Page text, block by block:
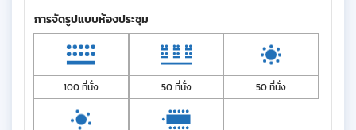
การจัดรูปแบบห้องประชุม
100 ที่นั่ง 50 ที่นั่ง 50 ที่นั่ง